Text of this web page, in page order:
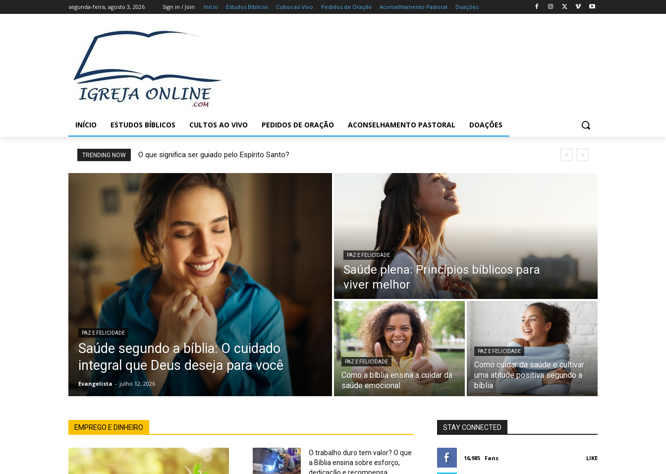
segunda-feira, agosto 3, 2026 Sign in / Join Início Estudos Bíblicos Cultos ao Vivo Pedidos de Oração Aconselhamento Pastoral Doações
INÍCIO ESTUDOS BÍBLICOS CULTOS AO VIVO PEDIDOS DE ORAÇÃO ACONSELHAMENTO PASTORAL DOAÇÕES
TRENDING NOW O que significa ser guiado pelo Espírito Santo?
PAZ E FELICIDADE
Saúde segundo a bíblia: O cuidado
integral que Deus deseja para você
Evangelista - julho 12, 2026
PAZ E FELICIDADE
Saúde plena: Princípios bíblicos para
viver melhor
PAZ E FELICIDADE
Como a bíblia ensina a cuidar da
saúde emocional
PAZ E FELICIDADE
Como cuidar da saúde e cultivar
uma atitude positiva segundo a
bíblia
EMPREGO E DINHEIRO
O trabalho duro tem valor? O que
a Bíblia ensina sobre esforço,
STAY CONNECTED
16,985 Fans LIKE